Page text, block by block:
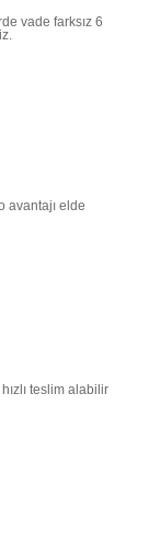
vade farksız 6
avantajı elde
teslim alabilir